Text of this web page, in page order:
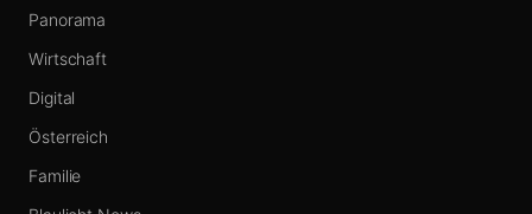
Panorama
Wirtschaft
Digital
Österreich
Familie